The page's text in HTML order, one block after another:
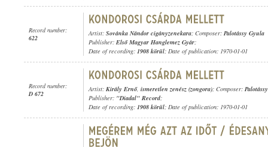
Record number:
622
Artist: Sovánka Nándor cigányzenekara; Composer: Palotássy Gyula
Publisher: Első Magyar Hanglemez Gyár;
Date of recording: 1908 körül; Date of publication: 1970-01-01
Record number:
D 672
Artist: Király Ernő, ismeretlen zenész (zongora); Composer:
Publisher: "Diadal" Record;
Date of recording: 1908 körül; Date of publication: 1970-01-01